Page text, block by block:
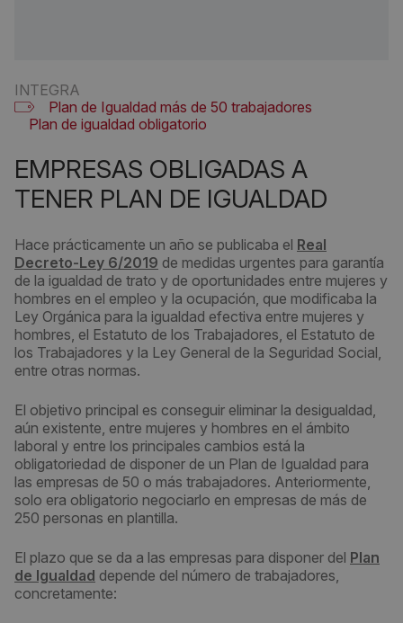
INTEGRA
Plan de Igualdad más de 50 trabajadores
Plan de igualdad obligatorio
EMPRESAS OBLIGADAS A
TENER PLAN DE IGUALDAD
Hace prácticamente un año se publicaba el Real
Decreto-Ley 6/2019 de medidas urgentes para garantía
de la igualdad de trato y de oportunidades entre mujeres y
hombres en el empleo y la ocupación, que modificaba la
Ley Orgánica para la igualdad efectiva entre mujeres y
hombres, el Estatuto de los Trabajadores, el Estatuto de
los Trabajadores y la Ley General de la Seguridad Social,
entre otras normas.
El objetivo principal es conseguir eliminar la desigualdad,
aún existente, entre mujeres y hombres en el ámbito
laboral y entre los principales cambios está la
obligatoriedad de disponer de un Plan de Igualdad para
las empresas de 50 o más trabajadores. Anteriormente,
solo era obligatorio negociarlo en empresas de más de
250 personas en plantilla.
El plazo que se da a las empresas para disponer del Plan
de Igualdad depende del número de trabajadores,
concretamente: